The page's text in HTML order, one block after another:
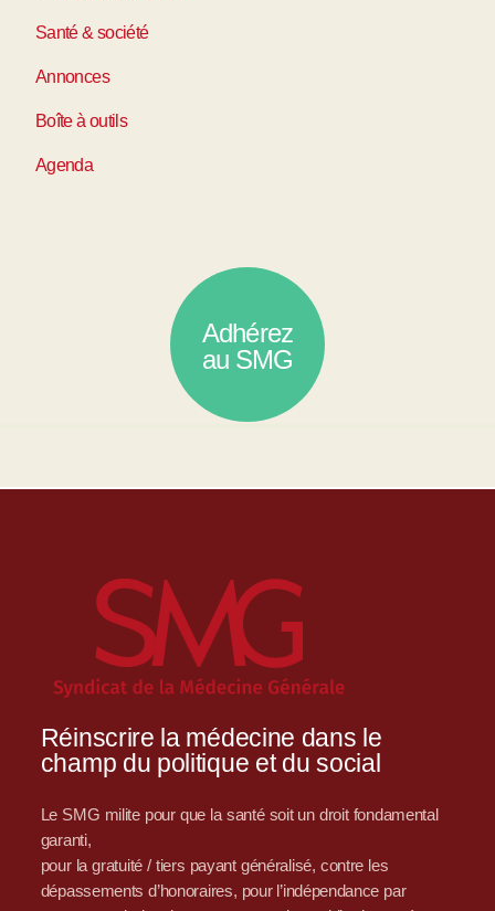
Santé & société
Annonces
Boîte à outils
Agenda
Adhérez
au SMG
Réinscrire la médecine dans le
champ du politique et du social
Le SMG milite pour que la santé soit un droit fondamental
garanti,
pour la gratuité / tiers payant généralisé, contre les
dépassements d’honoraires, pour l’indépendance par